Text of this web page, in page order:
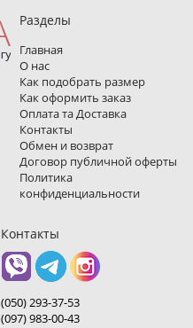
Разделы
Главная
О нас
Как подобрать размер
Как оформить заказ
Оплата та Доставка
Контакты
Обмен и возврат
Договор публичной оферты
Политика
конфиденциальности
Контакты
(050) 293-37-53
(097) 983-00-43